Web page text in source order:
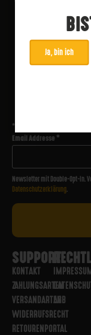
*
Email Addresse*
Newsletter mit Double-Opt-In.
Datenschutzerklärung.
SUPPORT
KONTAKT
ZAHLUNGSARTEN
VERSANDARTEN
WIDERRUFSRECHT
RETOURENPORTAL
IMPRESSUM
AGB
Ja, bin ich